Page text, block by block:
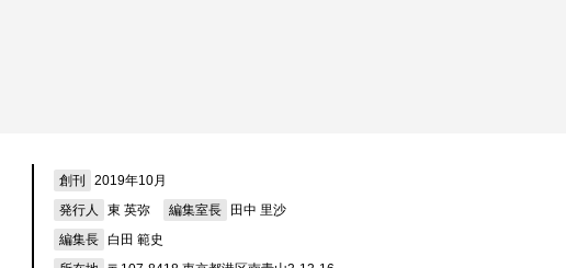
創刊
2019年10月
発行人
東 英弥 編集室長
田中 里沙
編集長 白田 範史